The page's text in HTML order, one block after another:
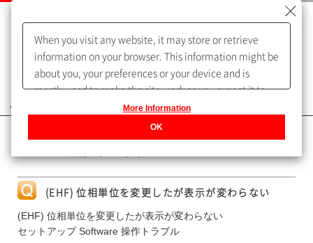
よくあるご質問（FAQ）
(EHF) 位相単位を変更したが表示が変わらない
(EHF) 位相単位を変更したが表示が変わらない
セットアップ Software 操作トラブル
When you visit any website, it may store or retrieve
information on your browser. This information might be
about you, your preferences or your device and is
mostly used to make the site work as you expect it to.
The information does not usually directly identify you,
but it can give you a more personalized web
experience.Privacy Policy
More Information
OK